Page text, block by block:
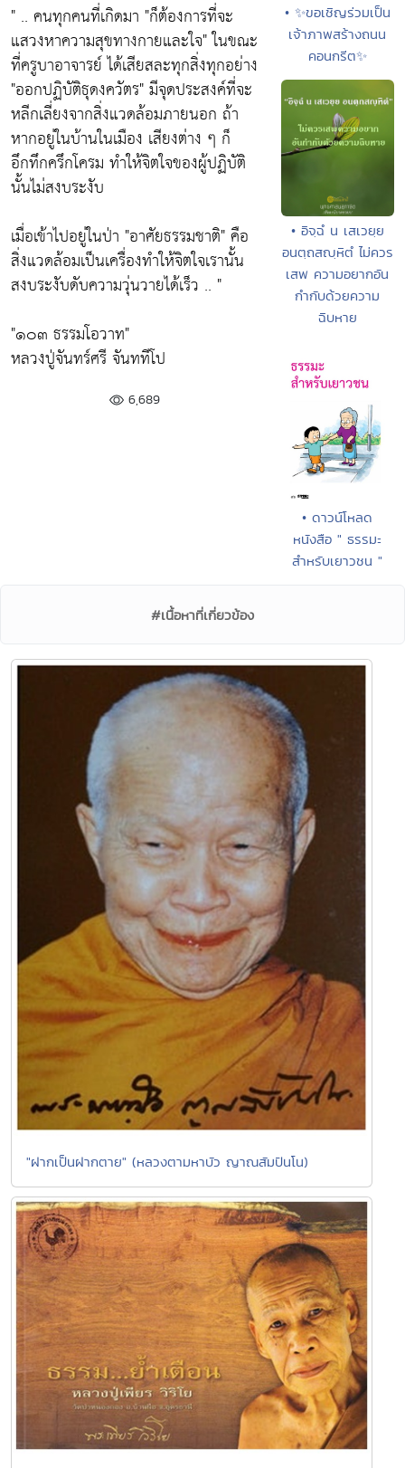
" .. คนทุกคนที่เกิดมา "ก็ต้องการที่จะ
แสวงหาความสุขทางกายและใจ"ในขณะ
ที่ครูบาอาจารย์ ได้เสียสละทุกสิ่งทุกอย่าง
"ออกปฏิบัติธุดงควัตร"มีจุดประสงค์ที่จะ
หลีกเลี่ยงจากสิ่งแวดล้อมภายนอก ถ้า
หากอยู่ในบ้านในเมือง เสียงต่าง ๆ ก็
อึกทึกครึกโครม ทำให้จิตใจของผู้ปฏิบัติ
นั้นไม่สงบระงับ
เมื่อเข้าไปอยู่ในป่า "อาศัยธรรมชาติ"คือ
สิ่งแวดล้อมเป็นเครื่องทำให้จิตใจเรานั้น
สงบระงับดับความวุ่นวายได้เร็ว .. "
"๑๐๓ ธรรมโอวาท"
หลวงปู่จันทร์ศรี จันททีโป
6,689
• ✨ขอเชิญร่วมเป็น
เจ้าภาพสร้างถนน
คอนกรีต✨
• อิจฺฉํ น เสเวยฺย
อนตฺถสญฺหิตํ ไม่ควร
เสพ ความอยากอัน
กำกับด้วยความ
ฉิบหาย
• ดาวน์โหลด
หนังสือ " ธรรมะ
สำหรับเยาวชน "
#เนื้อหาที่เกี่ยวข้อง
"ฝากเป็นฝากตาย" (หลวงตามหาบัว ญาณสัมปันโน)